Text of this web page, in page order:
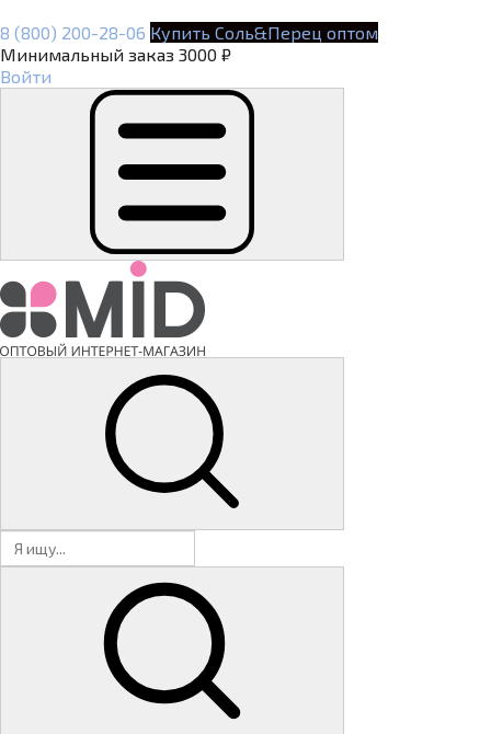
8 (800) 200-28-06 Купить Соль&Перец оптом
Минимальный заказ 3000 ₽
Войти